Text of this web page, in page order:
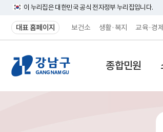
이 누리집은 대한민국 공식 전자정부 누리집입니다.
대표 홈페이지 보건소 생활·복지 교육·경제
강
남
종합민원